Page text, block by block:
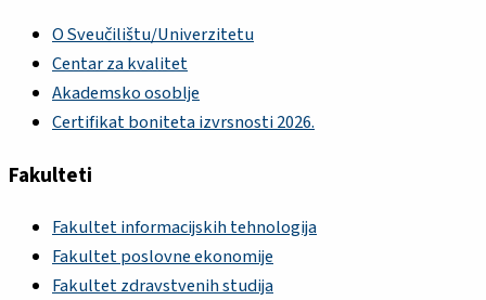
O Sveučilištu/Univerzitetu
Centar za kvalitet
Akademsko osoblje
Certifikat boniteta izvrsnosti 2026.
Fakulteti
Fakultet informacijskih tehnologija
Fakultet poslovne ekonomije
Fakultet zdravstvenih studija